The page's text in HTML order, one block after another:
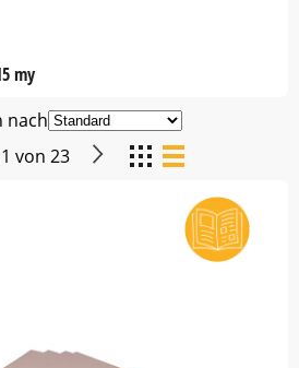
my
nach
1 von 23